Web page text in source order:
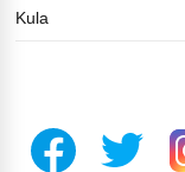
Kula